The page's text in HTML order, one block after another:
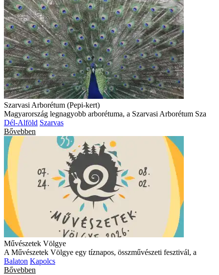
Szarvasi Arborétum (Pepi-kert)
Magyarország legnagyobb arborétuma, a Szarvasi Arborétum Sza
Dél-Alföld Szarvas
Bővebben
Művészetek Völgye
A Művészetek Völgye egy tíznapos, összművészeti fesztivál, a
Balaton Kapolcs
Bővebben